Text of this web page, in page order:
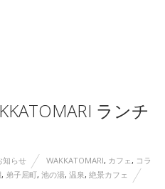
ランチ
知らせ WAKKATOMARI, カフェ, コラ
, 弟子屈町,池の湯,温泉,絶景カフェ